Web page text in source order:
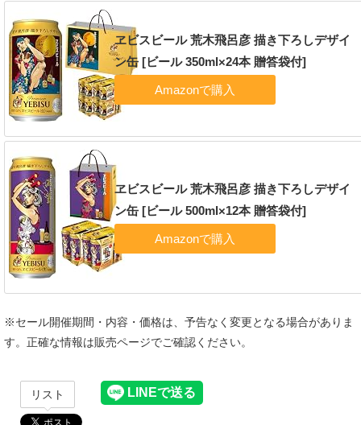
ヱビスビール 荒木飛呂彦 描き下ろしデザイ
ン缶 [ビール 350ml×24本 贈答袋付]
ヱビスビール 荒木飛呂彦 描き下ろしデザイ
ン缶 [ビール 500ml×12本 贈答袋付]
※セール開催期間・内容・価格は、予告なく変更となる場合がありま
す。正確な情報は販売ページでご確認ください。
リスト